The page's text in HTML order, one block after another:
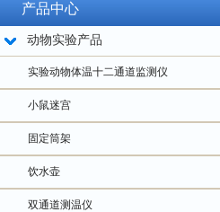
产品中心
动物实验产品
实验动物体温十二通道监测仪
小鼠迷宫
固定筒架
饮水壶
双通道测温仪